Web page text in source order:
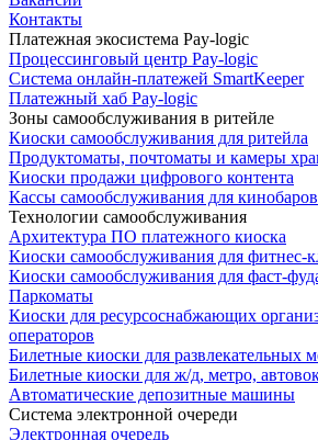
Контакты
Платежная экосистема Pay‑logic
Процессинговый центр Pay‑logic
Система онлайн‑платежей SmartKeeper
Платежный хаб Pay‑logic
Зоны самообслуживания в ритейле
Киоски самообслуживания для ритейла
Продуктоматы, почтоматы и камеры
Киоски продажи цифрового контента
Кассы самообслуживания для кинобаров
Технологии самообслуживания
Архитектура ПО платежного киоска
Киоски самообслуживания для фитнес-
Киоски самообслуживания для фаст-
Паркоматы
Киоски для ресурсоснабжающих
операторов
Билетные киоски для развлекательных
Билетные киоски для ж/д, метро,
Автоматические депозитные машины
Система электронной очереди
Электронная очередь